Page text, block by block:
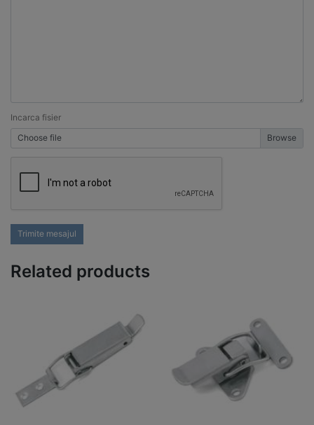
Incarca fisier
Choose file
Trimite mesajul
Related products